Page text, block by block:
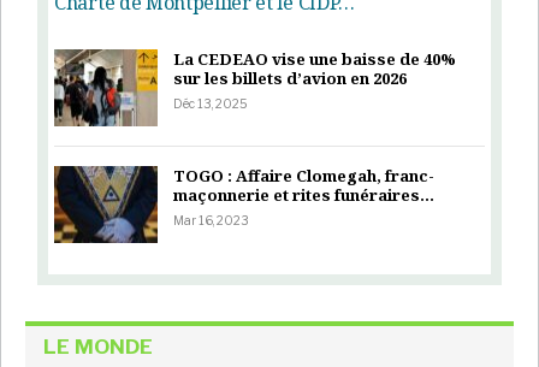
La CEDEAO vise une baisse de 40%
sur les billets d’avion en 2026
Déc 13, 2025
TOGO : Affaire Clomegah, franc-
maçonnerie et rites funéraires…
Mar 16, 2023
LE MONDE